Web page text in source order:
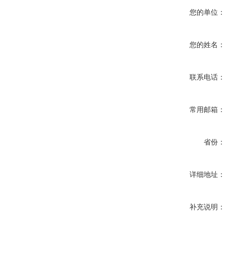
您的单位：
您的姓名：
联系电话：
常用邮箱：
省份：
详细地址：
补充说明：